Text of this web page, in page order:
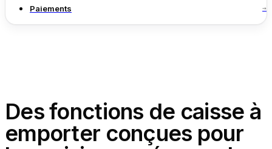
ENES DEFRIT
Paiements →
Des fonctions de caisse à
emporter conçues pour